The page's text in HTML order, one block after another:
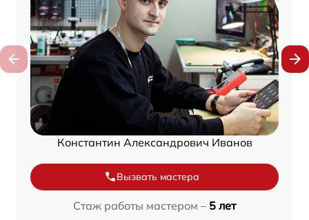
Константин Александрович Иванов
Вызвать мастера
Стаж работы мастером – 5 лет